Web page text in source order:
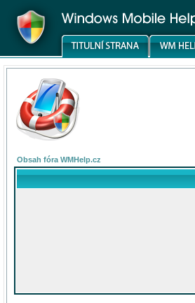
Obsah fóra WMHelp.cz